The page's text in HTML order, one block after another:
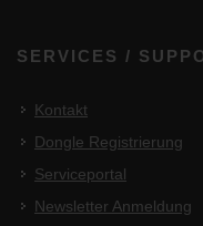
SERVICES /
Kontakt
Dongle Registrierung
Serviceportal
Newsletter Anmeldung